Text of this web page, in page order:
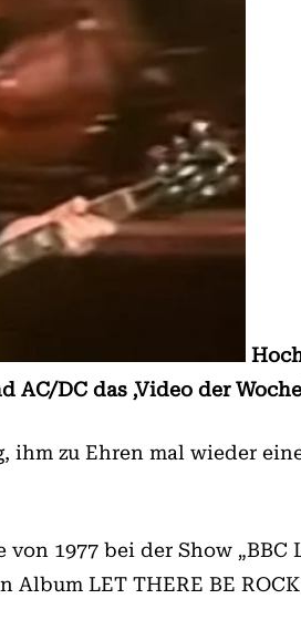
DC das ‚Video der
ihm zu Ehren mal wieder
1977 bei der Show
LET THERE BE